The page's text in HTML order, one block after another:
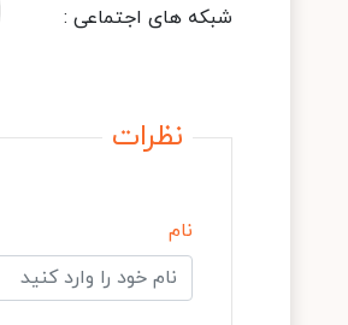
شبکه های اجتماعی :
نظرات
نام